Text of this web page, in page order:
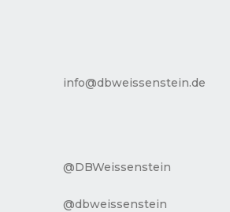
info@dbweissenstein.de
@DBWeissenstein
@dbweissenstein